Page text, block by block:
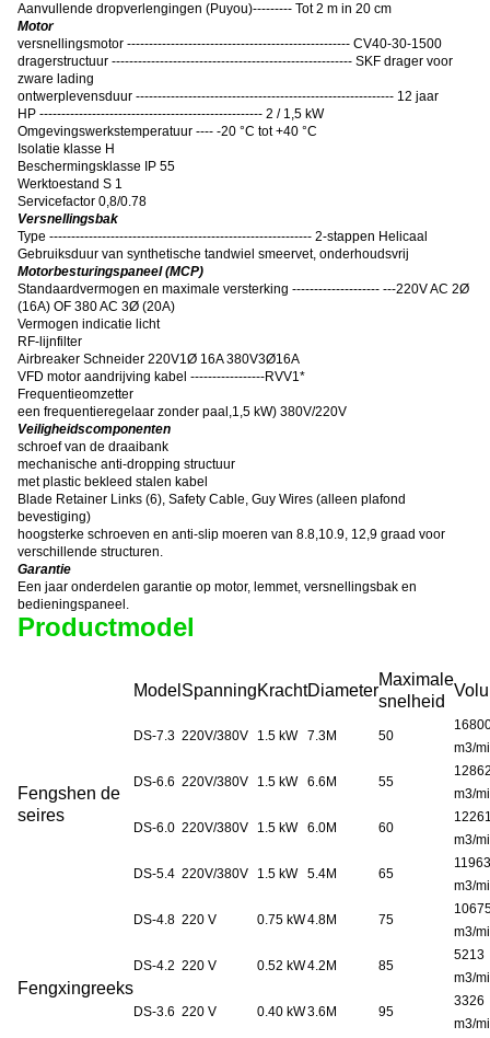
Aanvullende dropverlengingen (Puyou)--------- Tot 2 m in 20 cm
Motor
versnellingsmotor --------------------------------------------------- CV40-30-1500
dragerstructuur ------------------------------------------------------- SKF drager voor
zware lading
ontwerplevensduur ----------------------------------------------------------- 12 jaar
HP --------------------------------------------------- 2 / 1,5 kW
Omgevingswerkstemperatuur ---- -20 °C tot +40 °C
Isolatie klasse H
Beschermingsklasse IP 55
Werktoestand S 1
Servicefactor 0,8/0.78
Versnellingsbak
Type ------------------------------------------------------------ 2-stappen Helicaal
Gebruiksduur van synthetische tandwiel smeervet, onderhoudsvrij
Motorbesturingspaneel (MCP)
Standaardvermogen en maximale versterking -------------------- ---220V AC 2Ø
(16A) OF 380 AC 3Ø (20A)
Vermogen indicatie licht
RF-lijnfilter
Airbreaker Schneider 220V1Ø 16A 380V3Ø16A
VFD motor aandrijving kabel -----------------RVV1*
Frequentieomzetter
een frequentieregelaar zonder paal ,1,5 kW) 380V/220V
Veiligheidscomponenten
schroef van de draaibank
mechanische anti-dropping structuur
met plastic bekleed stalen kabel
Blade Retainer Links (6), Safety Cable, Guy Wires (alleen plafond
bevestiging)
hoogsterke schroeven en anti-slip moeren van 8.8,10.9, 12,9 graad voor
verschillende structuren.
Garantie
Een jaar onderdelen garantie op motor, lemmet, versnellingsbak en
bedieningspaneel.
Productmodel
Model SpanningKrachtDiameter
Maximale
snelheid
Fengshen de
seires
DS-7.3 220V/380V 1.5 kW 7.3M 50
m3/
DS-6.6 220V/380V 1.5 kW 6.6M 55
m3/
DS-6.0 220V/380V 1.5 kW 6.0M 60
m3/
DS-5.4 220V/380V 1.5 kW 5.4M 65
11963
m3/
Fengxingreeks
DS-4.8 220 V 0.75 kW4.8M 75
m3/
DS-4.2 220 V 0.52 kW4.2M 85
5213
m3/
DS-3.6 220 V 0.40 kW3.6M 95
3326
m3/